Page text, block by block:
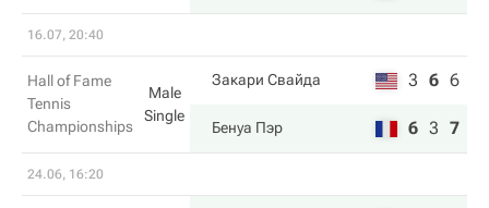
16.07, 20:40
Hall of Fame
Tennis
Championships
Male
Single
Закари Свайда 3 6 6
Бенуа Пэр 6 3 7
24.06, 16:20